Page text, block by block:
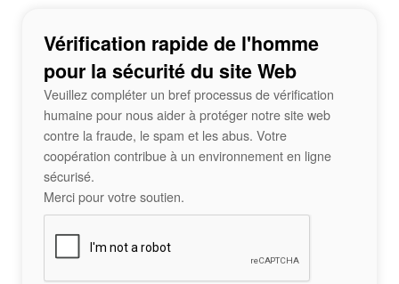
Vérification rapide de l'homme
pour la sécurité du site Web
Veuillez compléter un bref processus de vérification
humaine pour nous aider à protéger notre site web
contre la fraude, le spam et les abus. Votre
coopération contribue à un environnement en ligne
sécurisé.
Merci pour votre soutien.